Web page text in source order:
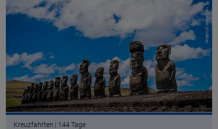
© voltamax pixabay
Kreuzfahrten | 144 Tage